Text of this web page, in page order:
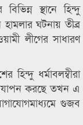
স্থানে হিন্দু
হামলার ঘটনায় তীব্র
লীগের সাধারণ
ধর্মাবলম্বীরা
করছে তখন এ
গুজব